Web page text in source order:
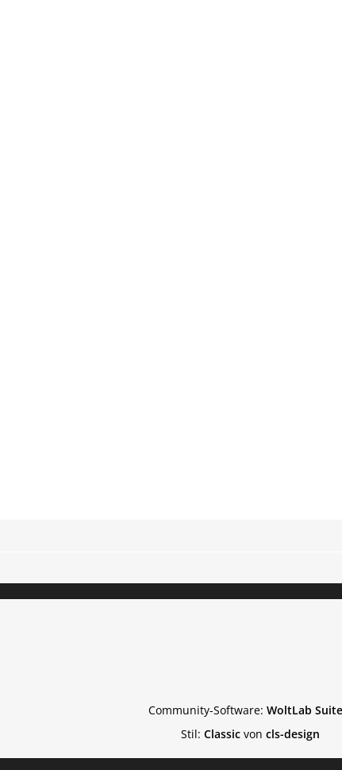
Community-Software: WoltLab
Stil: Classicvon cls-design